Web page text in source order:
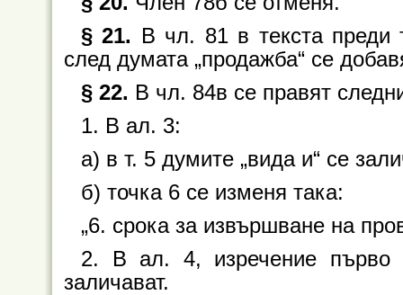
§ 21. В чл. 81 в текста преди
след думата „продажба“ се
§ 22. В чл. 84в се правят
1. В ал. 3:
а) в т. 5 думите „вида и“ се
б) точка 6 се изменя така:
„6. срока за извършване на
2. В ал. 4, изречение първо
заличават.